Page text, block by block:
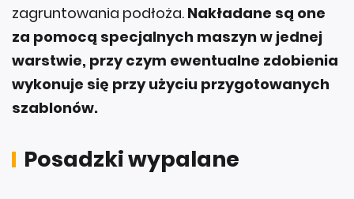
zagruntowania podłoża. Nakładane są one
za pomocą specjalnych maszyn w jednej
warstwie, przy czym ewentualne zdobienia
wykonuje się przy użyciu przygotowanych
szablonów.
Posadzki wypalane